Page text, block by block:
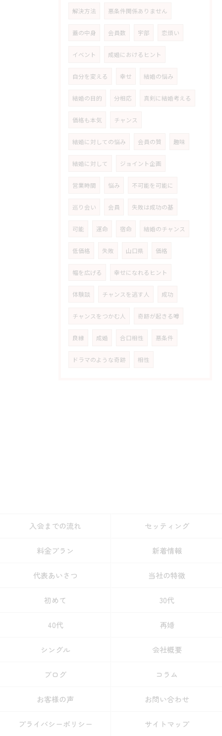
解決方法 悪条件関係ありません
蓋の中身 会員数 宇部 恋煩い
イベント 成婚におけるヒント
自分を変える 幸せ 結婚の悩み
結婚の目的 分相応 真剣に結婚考える
価格も本気 チャンス
結婚に対しての悩み 会員の質 趣味
結婚に対して ジョイント企画
営業時間 悩み 不可能を可能に
巡り会い 会員 失敗は成功の基
可能 運命 宿命 結婚のチャンス
低価格 失敗 山口県 価格
幅を広げる 幸せになれるヒント
体験談 チャンスを逃す人 成功
チャンスをつかむ人 奇跡が起きる噂
良縁 成婚 合口相性 悪条件
ドラマのような奇跡 相性
入会までの流れ セッティング
料金プラン 新着情報
代表あいさつ 当社の特徴
初めて 30代
40代 再婚
シングル 会社概要
ブログ コラム
お客様の声 お問い合わせ
プライバシーポリシー サイトマップ